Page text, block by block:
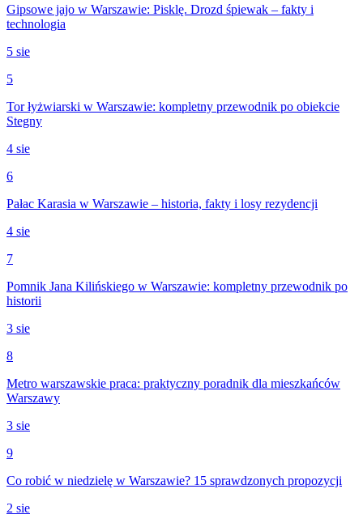
Gipsowe jajo w Warszawie: Pisklę. Drozd śpiewak – fakty i
technologia
5 sie
5
Tor łyżwiarski w Warszawie: kompletny przewodnik po obiekcie
Stegny
4 sie
6
Pałac Karasia w Warszawie – historia, fakty i losy rezydencji
4 sie
7
Pomnik Jana Kilińskiego w Warszawie: kompletny przewodnik po
historii
3 sie
8
Metro warszawskie praca: praktyczny poradnik dla mieszkańców
Warszawy
3 sie
9
Co robić w niedzielę w Warszawie? 15 sprawdzonych propozycji
2 sie